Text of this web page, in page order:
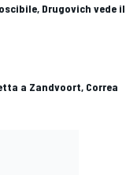
Drugovich vede il
a Zandvoort, Correa